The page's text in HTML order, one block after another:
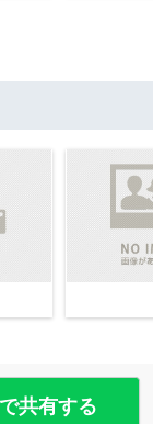
共有する